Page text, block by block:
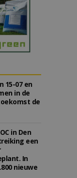
15-07 en
in de
de
in Den
een
In
nieuwe